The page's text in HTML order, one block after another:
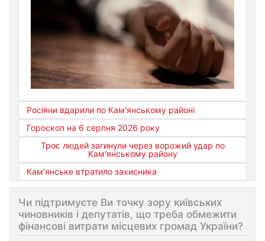
Росіяни вдарили по Кам'янському районі
Гороскоп на 6 серпня 2026 року
Троє людей загинули через ворожий удар по
Кам'янському району
Кам'янське втратило захисника
Чи підтримуєте Ви точку зору київських
чиновників і депутатів, що треба обмежити
фінансові витрати місцевих громад України?